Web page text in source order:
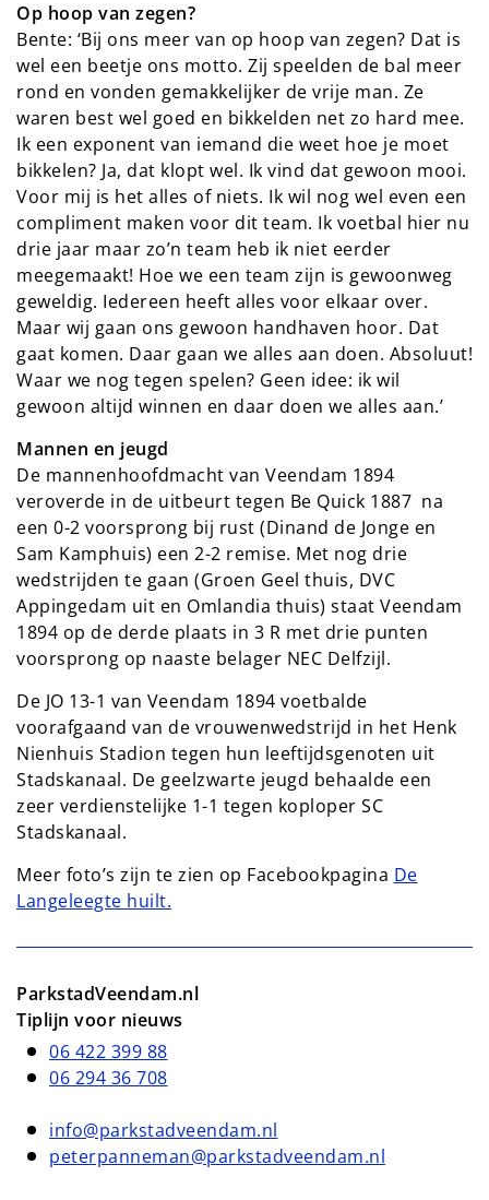
Op hoop van zegen?
Bente: ‘Bij ons meer van op hoop van zegen? Dat is
wel een beetje ons motto. Zij speelden de bal meer
rond en vonden gemakkelijker de vrije man. Ze
waren best wel goed en bikkelden net zo hard mee.
Ik een exponent van iemand die weet hoe je moet
bikkelen? Ja, dat klopt wel. Ik vind dat gewoon mooi.
Voor mij is het alles of niets. Ik wil nog wel even een
compliment maken voor dit team. Ik voetbal hier nu
drie jaar maar zo’n team heb ik niet eerder
meegemaakt! Hoe we een team zijn is gewoonweg
geweldig. Iedereen heeft alles voor elkaar over.
Maar wij gaan ons gewoon handhaven hoor. Dat
gaat komen. Daar gaan we alles aan doen. Absoluut!
Waar we nog tegen spelen? Geen idee: ik wil
gewoon altijd winnen en daar doen we alles aan.’
Mannen en jeugd
De mannenhoofdmacht van Veendam 1894
veroverde in de uitbeurt tegen Be Quick 1887 na
een 0-2 voorsprong bij rust (Dinand de Jonge en
Sam Kamphuis) een 2-2 remise. Met nog drie
wedstrijden te gaan (Groen Geel thuis, DVC
Appingedam uit en Omlandia thuis) staat Veendam
1894 op de derde plaats in 3 R met drie punten
voorsprong op naaste belager NEC Delfzijl.
De JO 13-1 van Veendam 1894 voetbalde
voorafgaand van de vrouwenwedstrijd in het Henk
Nienhuis Stadion tegen hun leeftijdsgenoten uit
Stadskanaal. De geelzwarte jeugd behaalde een
zeer verdienstelijke 1-1 tegen koploper SC
Stadskanaal.
Meer foto’s zijn te zien op Facebookpagina De
Langeleegte huilt.
ParkstadVeendam.nl
Tiplijn voor nieuws
06 422 399 88
06 294 36 708
info@parkstadveendam.nl
peterpanneman@parkstadveendam.nl